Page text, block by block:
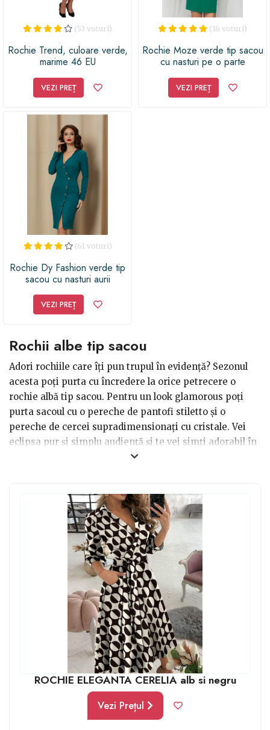
(53 voturi)
Rochie Trend, culoare verde,
marime 46 EU
VEZI PREȚ
(16 voturi)
Rochie Moze verde tip sacou
cu nasturi pe o parte
VEZI PREȚ
(61 voturi)
Rochie Dy Fashion verde tip
sacou cu nasturi aurii
VEZI PREȚ
Rochii albe tip sacou
Adori rochiile care îți pun trupul în evidență? Sezonul
acesta poți purta cu încredere la orice petrecere o
rochie albă tip sacou. Pentru un look glamorous poți
purta sacoul cu o pereche de pantofi stiletto și o
pereche de cercei supradimensionați cu cristale. Vei
eclipsa pur și simplu audiență și te vei simți adorabil în
acest outfit inedit! O rochie perfectă pentru petreceri,
pune în evidență silueta și va va spori feminitatea, fiind
potrivit pentru diverse evenimente pe timp de zi.
ROCHIE ELEGANTA CERELIA alb si negru
Vezi Prețul